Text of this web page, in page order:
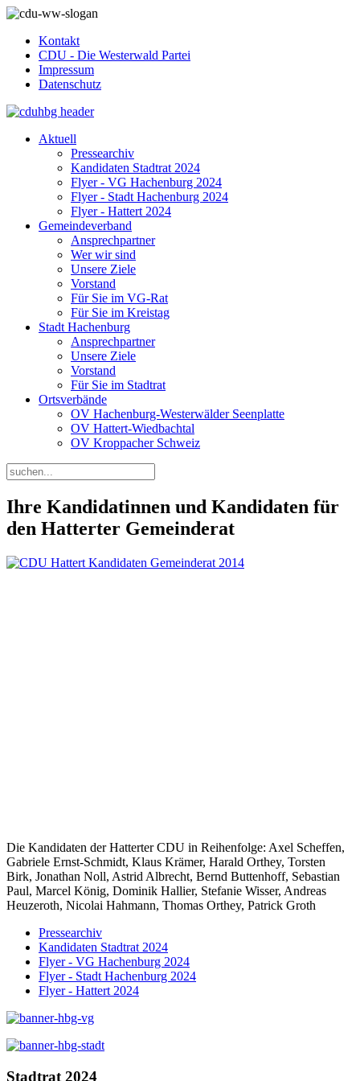
Kontakt
CDU - Die Westerwald Partei
Impressum
Datenschutz
Aktuell
Pressearchiv
Kandidaten Stadtrat 2024
Flyer - VG Hachenburg 2024
Flyer - Stadt Hachenburg 2024
Flyer - Hattert 2024
Gemeindeverband
Ansprechpartner
Wer wir sind
Unsere Ziele
Vorstand
Für Sie im VG-Rat
Für Sie im Kreistag
Stadt Hachenburg
Ansprechpartner
Unsere Ziele
Vorstand
Für Sie im Stadtrat
Ortsverbände
OV Hachenburg-Westerwälder Seenplatte
OV Hattert-Wiedbachtal
OV Kroppacher Schweiz
Ihre Kandidatinnen und Kandidaten für
den Hatterter Gemeinderat
Die Kandidaten der Hatterter CDU in Reihenfolge: Axel Scheffen,
Gabriele Ernst-Schmidt, Klaus Krämer, Harald Orthey, Torsten
Birk, Jonathan Noll, Astrid Albrecht, Bernd Buttenhoff, Sebastian
Paul, Marcel König, Dominik Hallier, Stefanie Wisser, Andreas
Heuzeroth, Nicolai Hahmann, Thomas Orthey, Patrick Groth
Pressearchiv
Kandidaten Stadtrat 2024
Flyer - VG Hachenburg 2024
Flyer - Stadt Hachenburg 2024
Flyer - Hattert 2024
Stadtrat 2024